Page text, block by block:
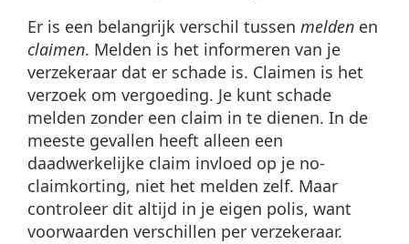
Er is een belangrijk verschil tussen melden en
claimen. Melden is het informeren van je
verzekeraar dat er schade is. Claimen is het
verzoek om vergoeding. Je kunt schade
melden zonder een claim in te dienen. In de
meeste gevallen heeft alleen een
daadwerkelijke claim invloed op je no-
claimkorting, niet het melden zelf. Maar
controleer dit altijd in je eigen polis, want
voorwaarden verschillen per verzekeraar.